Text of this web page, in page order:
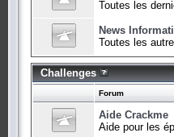
Toutes les
News
Toutes les
Challenges
Forum
Aide Crackme
Aide pour les